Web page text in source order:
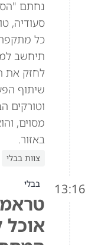
נחתם
סעודיה,
כל
תיחשב
לחזק את
שיתוף
וטורקים
מסוים,
באזור.
צוות בבלי
13:16 בבלי
אוכל